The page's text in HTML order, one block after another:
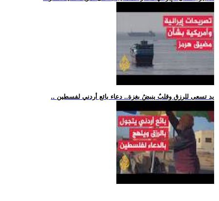
.. يد تسعى للرزق وقلبٌ ينبضُ بغزة.. دعاء بائع أردني لفسطين